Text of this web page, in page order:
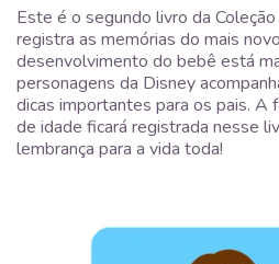
Este é o segundo livro da
registra as memórias do mais
desenvolvimento do bebê está
personagens da Disney
dicas importantes para os pais. A
de idade ficará registrada nesse
lembrança para a vida toda!